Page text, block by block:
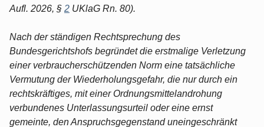
Aufl. 2026, § 2 UKlaG Rn. 80).
Nach der ständigen Rechtsprechung des
Bundesgerichtshofs begründet die erstmalige Verletzung
einer verbraucherschützenden Norm eine tatsächliche
Vermutung der Wiederholungsgefahr, die nur durch ein
rechtskräftiges, mit einer Ordnungsmittelandrohung
verbundenes Unterlassungsurteil oder eine ernst
gemeinte, den Anspruchsgegenstand uneingeschränkt